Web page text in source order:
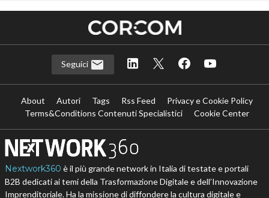
Seguici
About Autori Tags Rss Feed
Privacy e Cookie Policy
Terms&Conditions Contenuti Specialistici
Cookie Center
Nextwork360 è il più grande network in Italia di testate e portali
B2B dedicati ai temi della Trasformazione Digitale e dell’Innovazione
Imprenditoriale. Ha la missione di diffondere la cultura digitale e